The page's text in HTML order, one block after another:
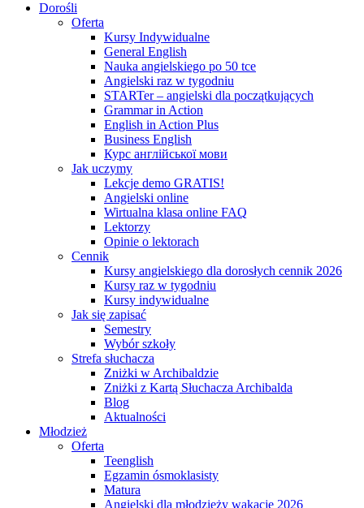
Dorośli
Oferta
Kursy Indywidualne
General English
Nauka angielskiego po 50 tce
Angielski raz w tygodniu
STARTer – angielski dla początkujących
Grammar in Action
English in Action Plus
Business English
Курс англійської мови
Jak uczymy
Lekcje demo GRATIS!
Angielski online
Wirtualna klasa online FAQ
Lektorzy
Opinie o lektorach
Cennik
Kursy angielskiego dla dorosłych cennik 2026
Kursy raz w tygodniu
Kursy indywidualne
Jak się zapisać
Semestry
Wybór szkoły
Strefa słuchacza
Zniżki w Archibaldzie
Zniżki z Kartą Słuchacza Archibalda
Blog
Aktualności
Młodzież
Oferta
Teenglish
Egzamin ósmoklasisty
Matura
Angielski dla młodzieży wakacje 2026